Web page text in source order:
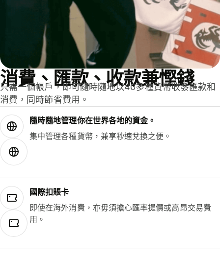
消費、匯款、收款兼慳錢
只需一個帳戶，即可隨時隨地以40多種貨幣收發匯款和
消費，同時節省費用。
隨時隨地管理你在世界各地的資金。
集中管理各種貨幣，兼享秒速兌換之便。
國際扣賬卡
即使在海外消費，亦毋須擔心匯率提價或高昂交易費
用。